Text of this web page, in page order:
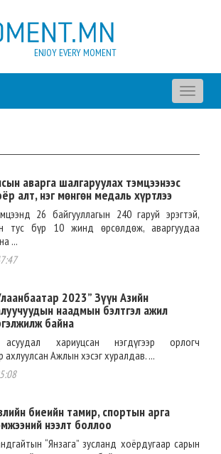
ENJOY EVERY MOMENT
Toggle
аварга шалгаруулах тэмцээнээс
алт, нэг мөнгөн медаль хүртлээ
26 байгууллагын 240 гаруй эрэгтэй,
тус бүр 10 жинд өрсөлдөж, аваргуудаа
...
2023” Зүүн Азийн
наадмын бэлтгэл ажил
байна
хариуцсан нэгдүгээр орлогч
ахлуулсан Ажлын хэсэг хуралдав. ...
биеийн тамир, спортын арга
нээлт боллоо
“Янзага” зусланд хоёрдугаар сарын